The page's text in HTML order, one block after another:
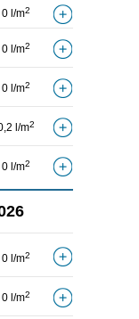
0 l/m2
0 l/m2
0 l/m2
l/m2
0 l/m2
0 l/m2
0 l/m2